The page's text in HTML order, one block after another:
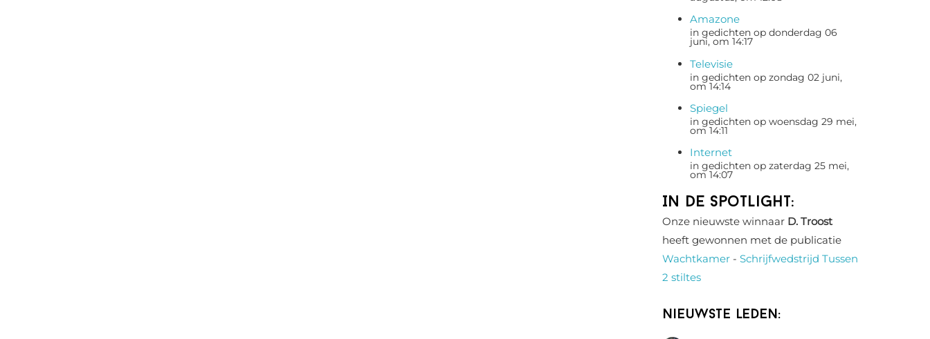
Amazone
in gedichten op donderdag 06
juni, om 14:17
Televisie
in gedichten op zondag 02 juni,
om 14:14
Spiegel
in gedichten op woensdag 29 mei,
om 14:11
Internet
in gedichten op zaterdag 25 mei,
om 14:07
In de spotlight:
Onze nieuwste winnaar D. Troost
heeft gewonnen met de publicatie
Wachtkamer - Schrijfwedstrijd Tussen
2 stiltes
Nieuwste leden: